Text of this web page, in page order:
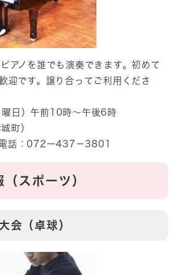
アノを誰でも演奏できます。初めて
迎です。譲り合ってご利用くださ
日）午前10時～午後6時
町）
話：072ー437－3801​
スポーツ）
会（卓球）